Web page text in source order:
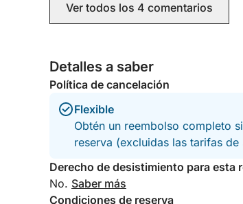
Ver todos los 4 comentarios
Detalles a saber
Política de cancelación
Flexible
Obtén un reembolso completo
reserva (excluidas las tarifas
Derecho de desistimiento para esta
No. Saber más
Condiciones de reserva